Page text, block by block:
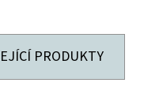
PRODUKTY